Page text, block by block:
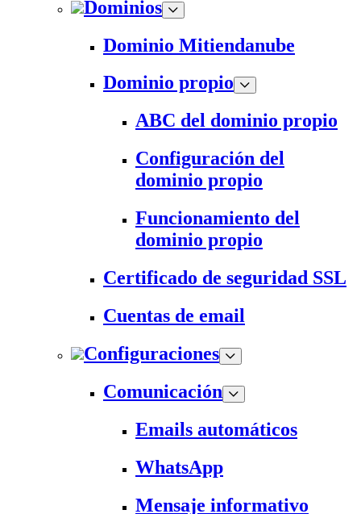
Dominios
Dominio Mitiendanube
Dominio propio
ABC del dominio propio
Configuración del
dominio propio
Funcionamiento del
dominio propio
Certificado de seguridad SSL
Cuentas de email
Configuraciones
Comunicación
Emails automáticos
WhatsApp
Mensaje informativo